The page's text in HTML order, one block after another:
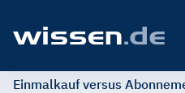
Einmalkauf versus